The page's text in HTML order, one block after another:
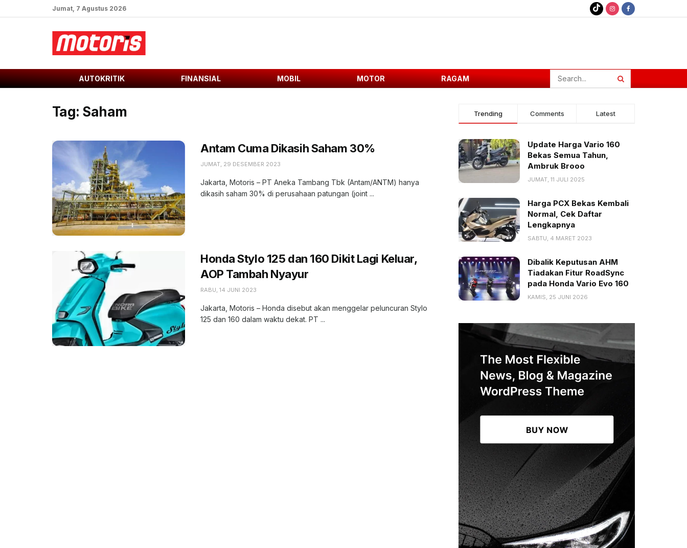
Jumat, 7 Agustus 2026
AUTOKRITIK FINANSIAL MOBIL MOTOR RAGAM
Tag: Saham
Antam Cuma Dikasih Saham 30%
JUMAT, 29 DESEMBER 2023
Jakarta, Motoris – PT Aneka Tambang Tbk (Antam/ANTM) hanya
dikasih saham 30% di perusahaan patungan (joint ...
Honda Stylo 125 dan 160 Dikit Lagi Keluar,
AOP Tambah Nyayur
RABU, 14 JUNI 2023
Jakarta, Motoris – Honda disebut akan menggelar peluncuran Stylo
125 dan 160 dalam waktu dekat. PT ...
Trending Comments Latest
Update Harga Vario 160
Bekas Semua Tahun,
Ambruk Brooo
JUMAT, 11 JULI 2025
Harga PCX Bekas Kembali
Normal, Cek Daftar
Lengkapnya
SABTU, 4 MARET 2023
Dibalik Keputusan AHM
Tiadakan Fitur RoadSync
pada Honda Vario Evo 160
KAMIS, 25 JUNI 2026